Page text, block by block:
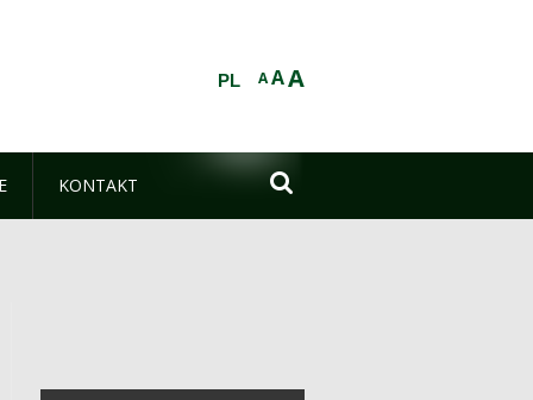
AAA
PL
KONTAKT 